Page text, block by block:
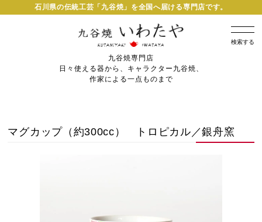
石川県の伝統工芸「九谷焼」を全国へ届ける専門店です。
検索する
九谷焼専門店
日々使える器から、キャラクター九谷焼、
作家による一点ものまで
マグカップ（約300cc） トロピカル／銀舟窯